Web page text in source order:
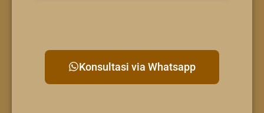
Konsultasi via Whatsapp